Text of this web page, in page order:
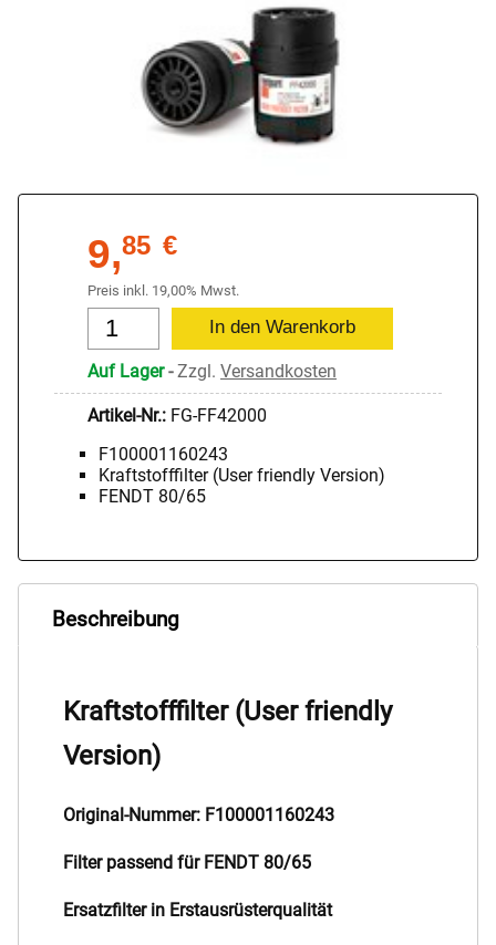
9,85 €
Preis inkl. 19,00% Mwst.
Auf Lager-Zzgl. Versandkosten
Artikel-Nr.: FG-FF42000
F100001160243
Kraftstofffilter (User friendly Version)
FENDT 80/65
Beschreibung
Kraftstofffilter (User friendly
Version)
Original-Nummer: F100001160243
Filter passend für FENDT 80/65
Ersatzfilter in Erstausrüsterqualität